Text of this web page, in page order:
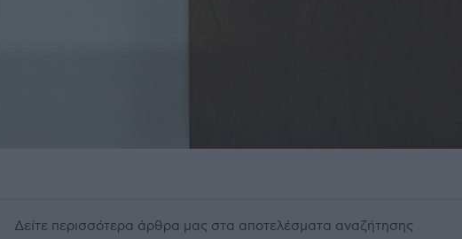
Δείτε περισσότερα άρθρα μας στα αποτελέσματα αναζήτησης